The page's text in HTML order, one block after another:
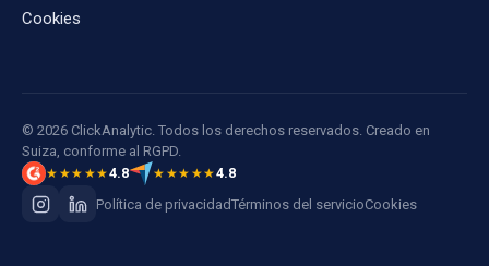
Cookies
© 2026 ClickAnalytic. Todos los derechos reservados. Creado en
Suiza, conforme al RGPD.
★★★★★4.8 ★★★★★4.8
Política de privacidadTérminos del servicioCookies